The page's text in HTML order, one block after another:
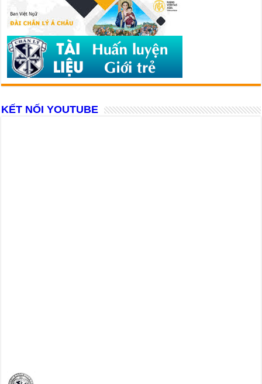
KẾT NỐI YOUTUBE